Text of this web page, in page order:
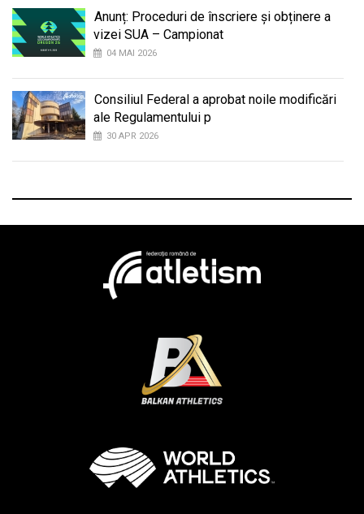
Anunț: Proceduri de înscriere și obținere a
vizei SUA – Campionat
04 MAI 2026
Consiliul Federal a aprobat noile modificări
ale Regulamentului p
30 APR 2026